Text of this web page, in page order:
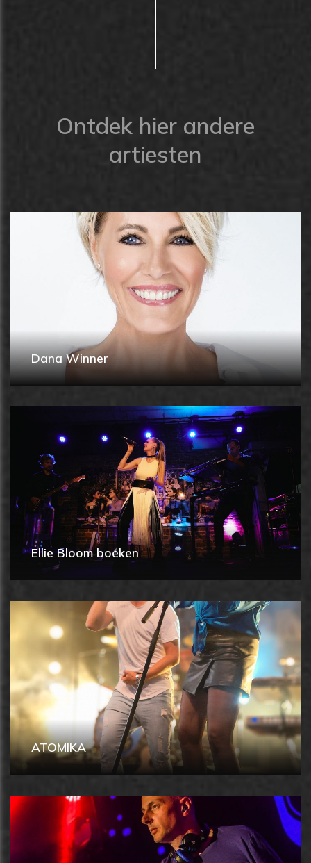
Ontdek hier andere
artiesten
Dana Winner
Ellie Bloom boeken
ATOMIKA